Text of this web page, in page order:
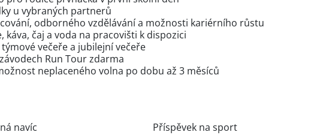
u vybraných partnerů
odborného vzdělávání a možnosti kariérního růstu
čaj a voda na pracovišti k dispozici
večeře a jubilejní večeře
Run Tour zdarma
neplaceného volna po dobu až 3 měsíců
navíc Příspěvek na sport